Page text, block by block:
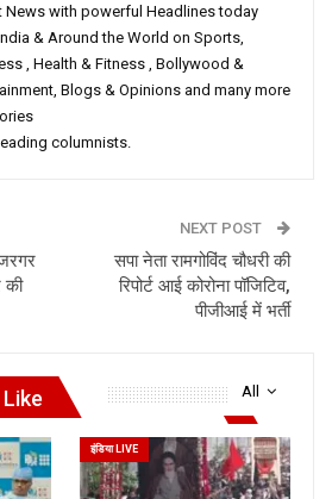
News with powerful Headlines today
& Around the World on Sports,
, Health & Fitness , Bollywood &
Blogs & Opinions and many more
columnists.
की
NEXT POST
सपा नेता रामगोविंद चौधरी की
रिपोर्ट आई कोरोना पॉजिटिव,
पीजीआई में भर्ती
All
इंडिया LIVE